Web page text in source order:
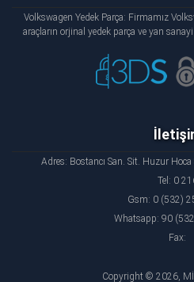
Volkswagen Yedek Parça: Firmamız
araçların orjinal yedek parça ve yan
Adres: Bostancı San. Sit. Huzur
Tel: 0
Gsm: 0 (532)
Whatsapp: 90
Fax:
Copyright © 2026,